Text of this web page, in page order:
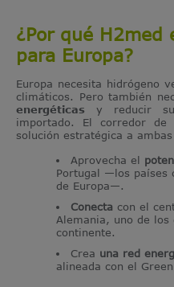
¿Por qué
para Europa?
Europa necesita hidrógeno
climáticos. Pero también
energéticas y reducir su
importado. El corredor de
solución estratégica a
Aprovecha el
Portugal —los países
de Europa—.
Conecta con el
Alemania, uno de
continente.
Crea una red
alineada con el